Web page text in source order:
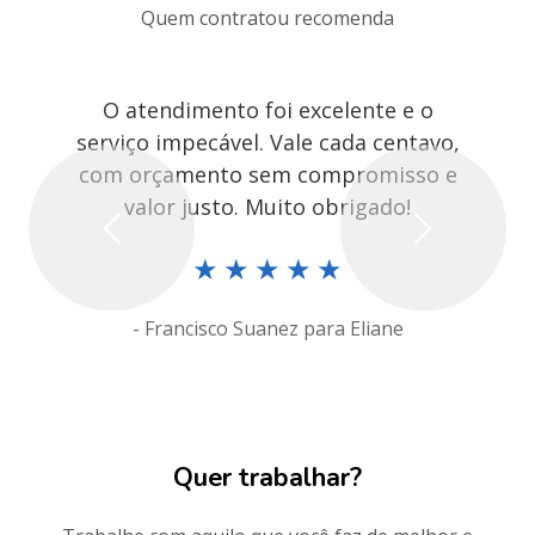
Quem contratou recomenda
O atendimento foi excelente e o
serviço impecável. Vale cada centavo,
com orçamento sem compromisso e
valor justo. Muito obrigado!
★ ★ ★ ★ ★
- Francisco Suanez para Eliane
Quer trabalhar?